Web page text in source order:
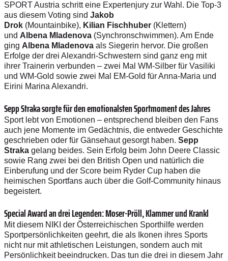
SPORT Austria schritt eine Expertenjury zur Wahl. Die Top-3
aus diesem Voting sind Jakob
Drok (Mountainbike), Kilian Fischhuber (Klettern)
und Albena Mladenova (Synchronschwimmen). Am Ende
ging Albena Mladenova als Siegerin hervor. Die großen
Erfolge der drei Alexandri-Schwestern sind ganz eng mit
ihrer Trainerin verbunden – zwei Mal WM-Silber für Vasiliki
und WM-Gold sowie zwei Mal EM-Gold für Anna-Maria und
Eirini Marina Alexandri.
Sepp Straka sorgte für den emotionalsten Sportmoment des Jahres
Sport lebt von Emotionen – entsprechend bleiben den Fans
auch jene Momente im Gedächtnis, die entweder Geschichte
geschrieben oder für Gänsehaut gesorgt haben. Sepp
Straka gelang beides. Sein Erfolg beim John Deere Classic
sowie Rang zwei bei den British Open und natürlich die
Einberufung und der Score beim Ryder Cup haben die
heimischen Sportfans auch über die Golf-Community hinaus
begeistert.
Special Award an drei Legenden: Moser-Pröll, Klammer und Krankl
Mit diesem NIKI der Österreichischen Sporthilfe werden
Sportpersönlichkeiten geehrt, die als Ikonen ihres Sports
nicht nur mit athletischen Leistungen, sondern auch mit
Persönlichkeit beeindrucken. Das tun die drei in diesem Jahr